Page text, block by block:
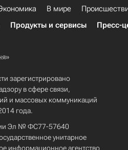
В мире
Продукты и сервисы Пресс-
зарегистрировано
в сфере связи,
и массовых коммуникаций
года.
Эл № ФС77-57640
унитарное
информационное агентство